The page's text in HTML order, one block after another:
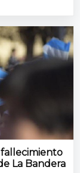
fallecimiento
La Bandera